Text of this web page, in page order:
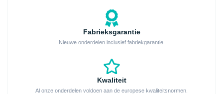
Fabrieksgarantie
Nieuwe onderdelen inclusief fabriekgarantie.
Kwaliteit
Al onze onderdelen voldoen aan de europese kwaliteitsnormen.